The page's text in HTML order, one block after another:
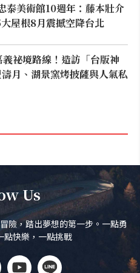
泰美術館10週年：藤本壯介
屋根8月震撼空降台北
祕境路線！造訪「台版神
月、湖景窯烤披薩與人氣私
Us
險，踏出夢想的第一步。一點勇
點快樂，一點挑戰